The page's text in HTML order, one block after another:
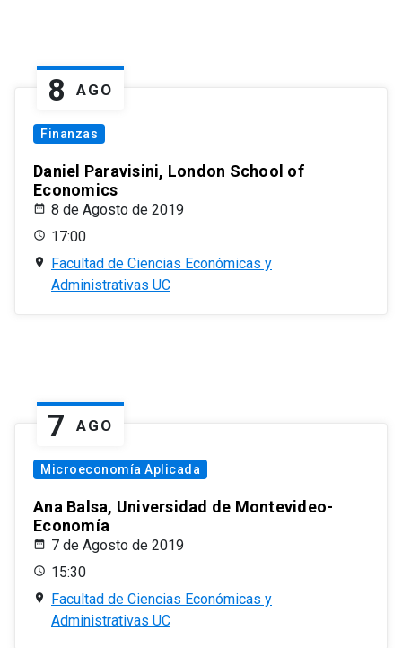
8 AGO
Finanzas
Daniel Paravisini, London School of
Economics
8 de Agosto de 2019
17:00
Facultad de Ciencias Económicas y
Administrativas UC
7 AGO
Microeconomía Aplicada
Ana Balsa, Universidad de Montevideo-
Economía
7 de Agosto de 2019
15:30
Facultad de Ciencias Económicas y
Administrativas UC